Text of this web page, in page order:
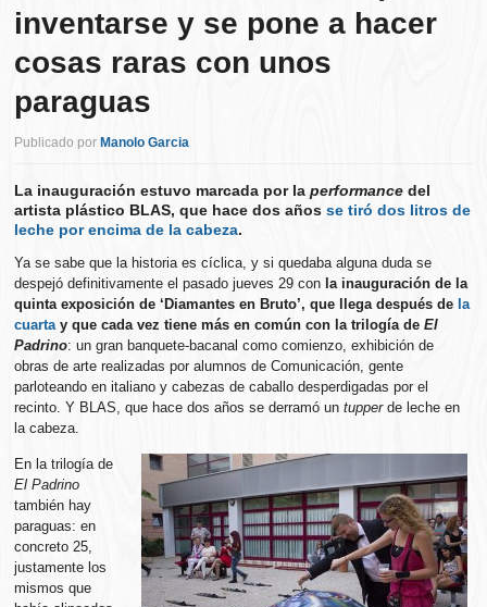
inventarse y se pone a hacer
cosas raras con unos
paraguas
Publicado por Manolo Garcia
La inauguración estuvo marcada por laperformance del
artista plástico BLAS, que hace dos añosse tiró dos litros de
leche por encima de la cabeza.
Ya se sabe que la historia es cíclica, y si quedaba alguna duda se
despejó definitivamente el pasado jueves 29 con la inauguración de la
quinta exposición de ‘Diamantes en Bruto’, que llega después de la
cuartay que cada vez tiene más en común con la trilogía deEl
Padrino: un gran banquete-bacanal como comienzo, exhibición de
obras de arte realizadas por alumnos de Comunicación, gente
parloteando en italiano y cabezas de caballo desperdigadas por el
recinto. Y BLAS, que hace dos años se derramó untupperde leche en
la cabeza.
En la trilogía de
El Padrino
también hay
paraguas: en
concreto 25,
justamente los
mismos que